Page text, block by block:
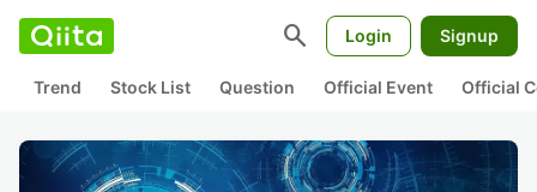
search Login Signup
Trend Stock List Question Official Event Official